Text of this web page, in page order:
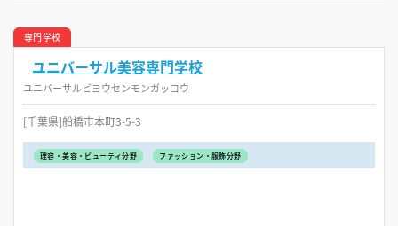
専門学校
ユニバーサル美容専門学校
ユニバーサルビヨウセンモンガッコウ
[千葉県]船橋市本町3-5-3
理容・美容・ビューティ分野 ファッション・服飾分野